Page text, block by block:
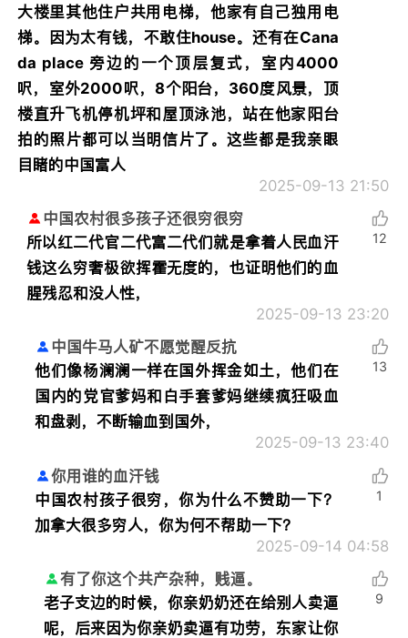
大楼里其他住户共用电梯，他家有自己独用电
梯。因为太有钱，不敢住house。还有在Cana
da place 旁边的一个顶层复式，室内4000
呎，室外2000呎，8个阳台，360度风景，顶
楼直升飞机停机坪和屋顶泳池，站在他家阳台
拍的照片都可以当明信片了。这些都是我亲眼
目睹的中国富人
2025-09-13 21:50
中国农村很多孩子还很穷很穷
所以红二代官二代富二代们就是拿着人民血汗
钱这么穷奢极欲挥霍无度的，也证明他们的血
腥残忍和没人性，
2025-09-13 23:20
12
中国牛马人矿不愿觉醒反抗
他们像杨澜澜一样在国外挥金如土，他们在
国内的党官爹妈和白手套爹妈继续疯狂吸血
和盘剥，不断输血到国外，
2025-09-13 23:40
13
你用谁的血汗钱
中国农村孩子很穷，你为什么不赞助一下？
加拿大很多穷人，你为何不帮助一下？
2025-09-14 04:58
1
有了你这个共产杂种，贱逼。
老子支边的时候，你亲奶奶还在给别人卖逼
呢，后来因为你亲奶卖逼有功劳，东家让你
9